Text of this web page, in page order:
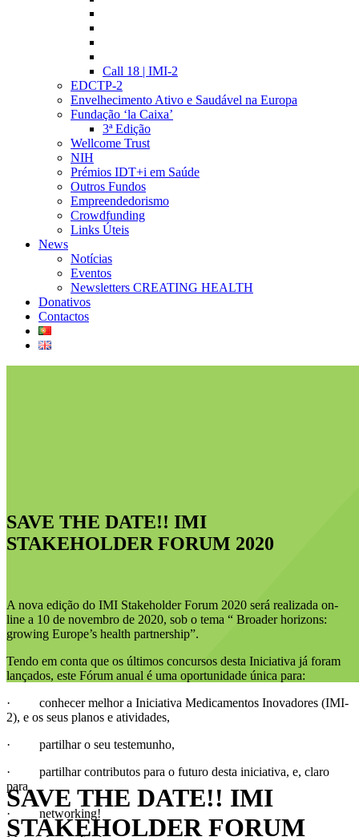
Call 18 | IMI-2
EDCTP-2
Envelhecimento Ativo e Saudável na Europa
Fundação ‘la Caixa’
3ª Edição
Wellcome Trust
NIH
Prémios IDT+i em Saúde
Outros Fundos
Empreendedorismo
Crowdfunding
Links Úteis
News
Notícias
Eventos
Newsletters CREATING HEALTH
Donativos
Contactos
SAVE THE DATE!! IMI
STAKEHOLDER FORUM
SAVE THE DATE!! IMI
STAKEHOLDER FORUM 2020
A nova edição do IMI Stakeholder Forum 2020 será realizada on-
line a 10 de novembro de 2020, sob o tema “ Broader horizons:
growing Europe’s health partnership”.
Tendo em conta que os últimos concursos desta Iniciativa já foram
lançados, este Fórum anual é uma oportunidade única para:
· conhecer melhor a Iniciativa Medicamentos Inovadores (IMI-
2), e os seus planos e atividades,
· partilhar o seu testemunho,
· partilhar contributos para o futuro desta iniciativa, e, claro
para
· networking!